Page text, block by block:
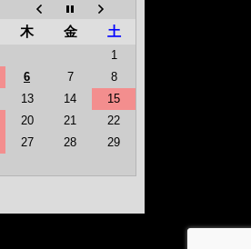
木 金 土
1
6 7
8
13 14
15
20 21
22
27 28
29